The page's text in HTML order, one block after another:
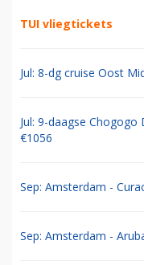
TUI vliegtickets
Jul: 8-dg cruise Oost
Jul: 9-daagse
€1056
Sep: Amsterdam -
Sep: Amsterdam -